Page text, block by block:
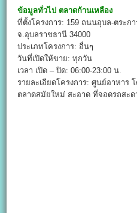
ข้อมูลทั่วไป ตลาดก้านเหลือง
ที่ตั้งโครงการ: 159 ถนนอุบล-ตระก
จ.อุบลราชธานี 34000
ประเภทโครงการ: อื่นๆ
วันที่เปิดให้ขาย: ทุกวัน
เวลา เปิด – ปิด: 06:00-23:00 น.
รายละเอียดโครงการ: ศูนย์อาหาร
ตลาดสมัยใหม่ สะอาด ที่จอดรถสะด